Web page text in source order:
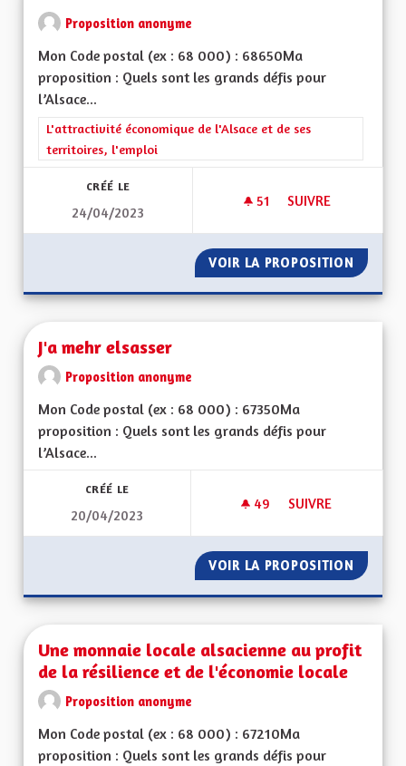
Proposition anonyme
Mon Code postal (ex : 68 000) : 68650Ma
proposition : Quels sont les grands défis pour
l’Alsace...
Filtrer les résultats de la catégorie : L'attractivité
L'attractivité économique de l'Alsace et de ses
territoires, l'emploi
CRÉÉ LE
24/04/2023
51 51 ABONNÉS
SUIVRE
VOIR LA PROPOSITION
J'a mehr elsasser
Proposition anonyme
Mon Code postal (ex : 68 000) : 67350Ma
proposition : Quels sont les grands défis pour
l’Alsace...
CRÉÉ LE
20/04/2023
49 49 ABONNÉS
SUIVRE
VOIR LA PROPOSITION J'A
Une monnaie locale alsacienne au profit
de la résilience et de l'économie locale
Proposition anonyme
Mon Code postal (ex : 68 000) : 67210Ma
proposition : Quels sont les grands défis pour